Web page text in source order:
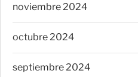
noviembre 2024
octubre 2024
septiembre 2024